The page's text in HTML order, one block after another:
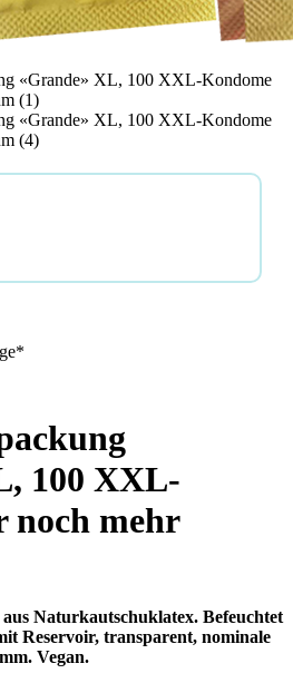
100 XXL-
noch mehr
Naturkautschuklatex. Befeuchtet
Reservoir, transparent, nominale
Vegan.